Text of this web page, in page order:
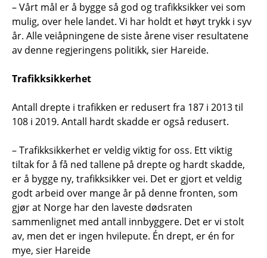
– Vårt mål er å bygge så god og trafikksikker vei som
mulig, over hele landet. Vi har holdt et høyt trykk i syv
år. Alle veiåpningene de siste årene viser resultatene
av denne regjeringens politikk, sier Hareide.
Trafikksikkerhet
Antall drepte i trafikken er redusert fra 187 i 2013 til
108 i 2019. Antall hardt skadde er også redusert.
– Trafikksikkerhet er veldig viktig for oss. Ett viktig
tiltak for å få ned tallene på drepte og hardt skadde,
er å bygge ny, trafikksikker vei. Det er gjort et veldig
godt arbeid over mange år på denne fronten, som
gjør at Norge har den laveste dødsraten
sammenlignet med antall innbyggere. Det er vi stolt
av, men det er ingen hvilepute. Én drept, er én for
mye, sier Hareide